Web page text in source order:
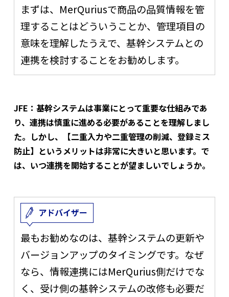
まずは、MerQuriusで商品の品質情報を管
理することはどういうことか、管理項目の
意味を理解したうえで、基幹システムとの
連携を検討することをお勧めします。
JFE：基幹システムは事業にとって重要な仕組みであ
り、連携は慎重に進める必要があることを理解しまし
た。しかし、【二重入力や二重管理の削減、登録ミス
防止】というメリットは非常に大きいと思います。で
は、いつ連携を開始することが望ましいでしょうか。
最もお勧めなのは、基幹システムの更新や
バージョンアップのタイミングです。なぜ
なら、情報連携にはMerQurius側だけでな
く、受け側の基幹システムの改修も必要だ